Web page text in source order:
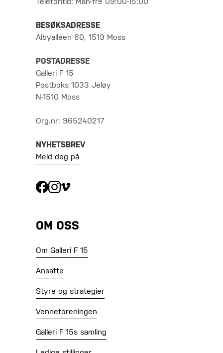
Telefontid: Man-fre 09:00-15:00
BESØKSADRESSE
Albyalléen 60, 1519 Moss
POSTADRESSE
Galleri F 15
Postboks 1033 Jeløy
N-1510 Moss
Org.nr: 965240217
NYHETSBREV
Meld deg på
OM OSS
Om Galleri F 15
Ansatte
Styre og strategier
Venneforeningen
Galleri F 15s samling